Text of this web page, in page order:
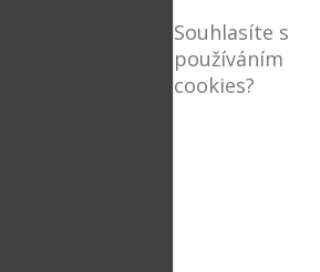
Souhlasíte s
používáním
cookies?